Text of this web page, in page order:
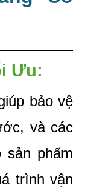
Ưu:
bảo vệ
và các
phẩm
trình vận